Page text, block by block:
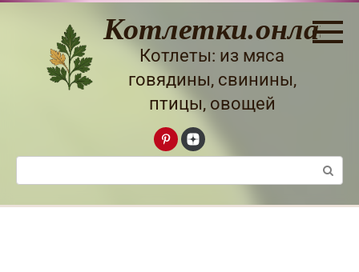
Перейти
Котлетки.онлайн
Котлеты: из мяса
говядины, свинины,
птицы, овощей
Поиск: